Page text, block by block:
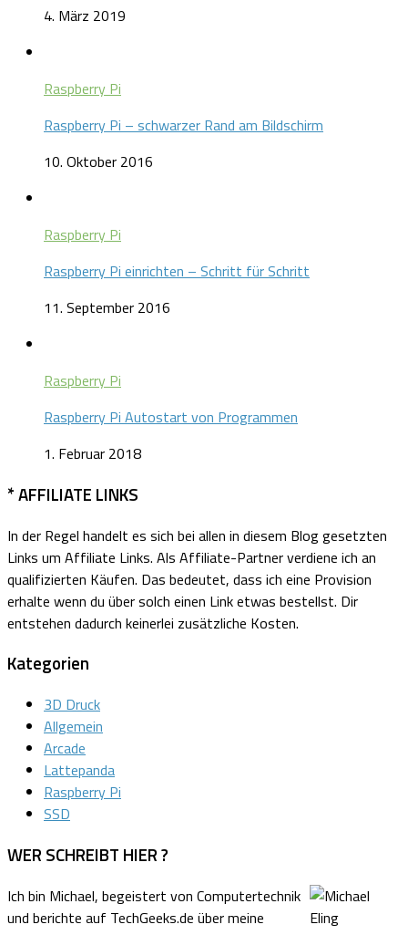
4. März 2019
Raspberry Pi
Raspberry Pi – schwarzer Rand am Bildschirm
10. Oktober 2016
Raspberry Pi
Raspberry Pi einrichten – Schritt für Schritt
11. September 2016
Raspberry Pi
Raspberry Pi Autostart von Programmen
1. Februar 2018
* AFFILIATE LINKS
In der Regel handelt es sich bei allen in diesem Blog gesetzten
Links um Affiliate Links. Als Affiliate-Partner verdiene ich an
qualifizierten Käufen. Das bedeutet, dass ich eine Provision
erhalte wenn du über solch einen Link etwas bestellst. Dir
entstehen dadurch keinerlei zusätzliche Kosten.
Kategorien
3D Druck
Allgemein
Arcade
Lattepanda
Raspberry Pi
SSD
WER SCHREIBT HIER ?
Ich bin Michael, begeistert von Computertechnik
und berichte auf TechGeeks.de über meine